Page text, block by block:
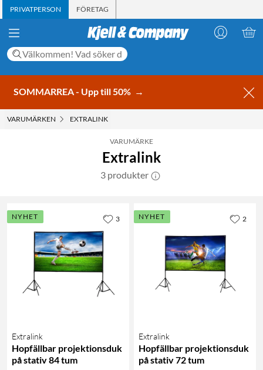
PRIVATPERSON FÖRETAG
SOMMARREA - Upp till 50% →
VARUMÄRKEN EXTRALINK
VARUMÄRKE
Extralink
3 produkter
NYHET
Extralink
Hopfällbar projektionsduk
på stativ 84 tum
3 NYHET
Extralink
Hopfällbar projektionsduk
på stativ 72 tum
2